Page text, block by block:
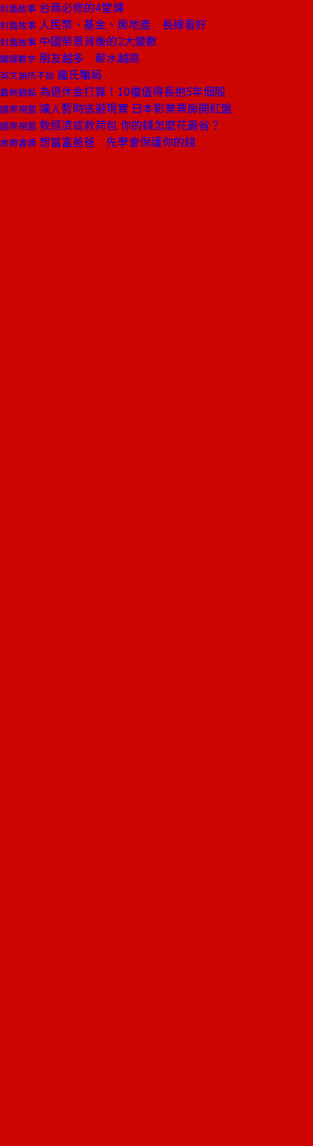
封面故事 台商必修的4堂課
封面故事 人民幣、基金、房地產 長線看好
封面故事 中國榮景背後的2大變數
關鍵數字 朋友越多 薪水越高
英文無所不談 龐氏騙局
霸榮觀點 為退休金打算！10檔值得長抱5年個股
國際視窗 讓人暫時逃避現實 日本影業票房開紅盤
國際視窗 救經濟或救荷包 你的錢怎麼花最省？
商周書摘 想當富爸爸 先學會保護你的錢